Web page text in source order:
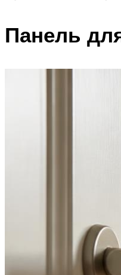
Панель